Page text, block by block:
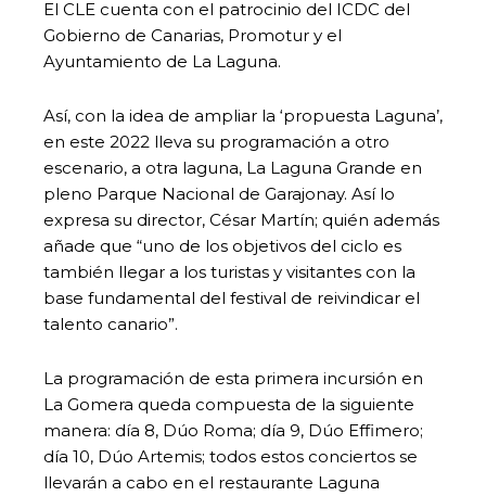
El CLE cuenta con el patrocinio del ICDC del
Gobierno de Canarias, Promotur y el
Ayuntamiento de La Laguna.
Así, con la idea de ampliar la ‘propuesta Laguna’,
en este 2022 lleva su programación a otro
escenario, a otra laguna, La Laguna Grande en
pleno Parque Nacional de Garajonay. Así lo
expresa su director, César Martín; quién además
añade que “uno de los objetivos del ciclo es
también llegar a los turistas y visitantes con la
base fundamental del festival de reivindicar el
talento canario”.
La programación de esta primera incursión en
La Gomera queda compuesta de la siguiente
manera: día 8, Dúo Roma; día 9, Dúo Effimero;
día 10, Dúo Artemis; todos estos conciertos se
llevarán a cabo en el restaurante Laguna